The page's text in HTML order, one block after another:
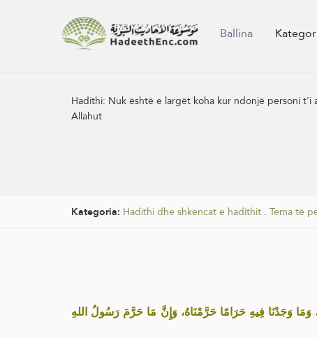
Ballina
Hadithi: Nuk është e largët koha kur ndonjë personi
Allahut
Kategoria: Hadithi dhe shkencat e hadithit . Tema të
وَمَا وَجَدْنَا فِيهِ حَرَامًا حَرَّمْنَاهُ، وَإِنَّ مَا حَرَّمَ رَسُولُ اللهِ